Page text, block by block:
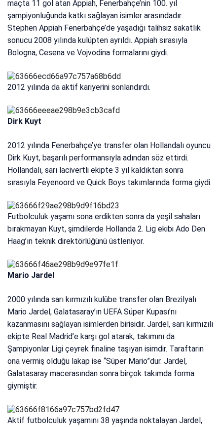
maçta 11 gol atan Appiah, Fenerbahçe’nin 100. yıl
şampiyonluğunda katkı sağlayan isimler arasındadır.
Stephen Appiah Fenerbahçe’de yaşadığı talihsiz sakatlık
sonucu 2008 yılında kulüpten ayrıldı. Appiah sırasıyla
Bologna, Cesena ve Vojvodina formalarını giydi.
2012 yılında da aktif kariyerini sonlandırdı.
Dirk Kuyt
2012 yılında Fenerbahçe’ye transfer olan Hollandalı oyuncu
Dirk Kuyt, başarılı performansıyla adından söz ettirdi.
Hollandalı, sarı lacivertli ekipte 3 yıl kaldıktan sonra
sırasıyla Feyenoord ve Quick Boys takımlarında forma giydi.
Futbolculuk yaşamı sona erdikten sonra da yeşil sahaları
bırakmayan Kuyt, şimdilerde Hollanda 2. Lig ekibi Ado Den
Haag’ın teknik direktörlüğünü üstleniyor.
Mario Jardel
2000 yılında sarı kırmızılı kulübe transfer olan Brezilyalı
Mario Jardel, Galatasaray’ın UEFA Süper Kupası’nı
kazanmasını sağlayan isimlerden birisidir. Jardel, sarı kırmızılı
ekipte Real Madrid’e karşı gol atarak, takımını da
Şampiyonlar Ligi çeyrek finaline taşıyan isimdir. Taraftarın
ona vermiş olduğu lakap ise “Süper Mario”dur. Jardel,
Galatasaray macerasından sonra birçok takımda forma
giymiştir.
Aktif futbolculuk yaşamını 38 yaşında noktalayan Jardel,